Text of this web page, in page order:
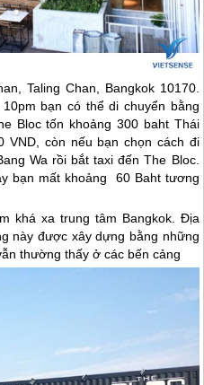
Taling Chan, Bangkok 10170.
bạn có thể di chuyển bằng
Bloc tốn khoảng 300 baht Thái
VND, còn nếu bạn chọn cách đi
Wa rồi bắt taxi đến The Bloc.
bạn mất khoảng 60 Baht tương
khá xa trung tâm Bangkok. Địa
này được xây dựng bằng những
thường thấy ở các bến cảng